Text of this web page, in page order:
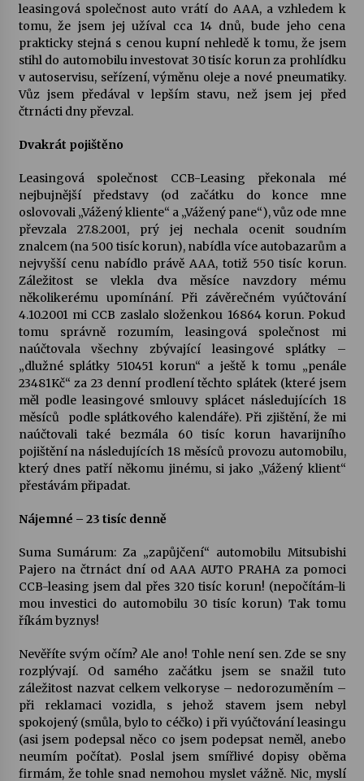
leasingová společnost auto vrátí do AAA, a vzhledem k
tomu, že jsem jej užíval cca 14 dnů, bude jeho cena
prakticky stejná s cenou kupní nehledě k tomu, že jsem
stihl do automobilu investovat 30 tisíc korun za prohlídku
v autoservisu, seřízení, výměnu oleje a nové pneumatiky.
Vůz jsem předával v lepším stavu, než jsem jej před
čtrnácti dny převzal.
Dvakrát pojištěno
Leasingová společnost CCB-Leasing překonala mé
nejbujnější představy (od začátku do konce mne
oslovovali „Vážený kliente“ a „Vážený pane“), vůz ode mne
převzala 27.8.2001, prý jej nechala ocenit soudním
znalcem (na 500 tisíc korun), nabídla více autobazarům a
nejvyšší cenu nabídlo právě AAA, totiž 550 tisíc korun.
Záležitost se vlekla dva měsíce navzdory mému
několikerému upomínání. Při závěrečném vyúčtování
4.10.2001 mi CCB zaslalo složenkou 16864 korun. Pokud
tomu správně rozumím, leasingová společnost mi
naúčtovala všechny zbývající leasingové splátky –
„dlužné splátky 510451 korun“ a ještě k tomu „penále
23481Kč“ za 23 denní prodlení těchto splátek (které jsem
měl podle leasingové smlouvy splácet následujících 18
měsíců  podle splátkového kalendáře). Při zjištění, že mi
naúčtovali také bezmála 60 tisíc korun havarijního
pojištění na následujících 18 měsíců provozu automobilu,
který dnes patří někomu jinému, si jako „Vážený klient“
přestávám připadat.
Nájemné – 23 tisíc denně
Suma Sumárum: Za „zapůjčení“ automobilu Mitsubishi
Pajero na čtrnáct dní od AAA AUTO PRAHA za pomoci
CCB-leasing jsem dal přes 320 tisíc korun! (nepočítám-li
mou investici do automobilu 30 tisíc korun) Tak tomu
říkám byznys!
Nevěříte svým očím? Ale ano! Tohle není sen. Zde se sny
rozplývají. Od samého začátku jsem se snažil tuto
záležitost nazvat celkem velkoryse – nedorozuměním –
při reklamaci vozidla, s jehož stavem jsem nebyl
spokojený (smůla, bylo to céčko) i při vyúčtování leasingu
(asi jsem podepsal něco co jsem podepsat neměl, anebo
neumím počítat). Poslal jsem smířlivé dopisy oběma
firmám, že tohle snad nemohou myslet vážně. Nic, myslí